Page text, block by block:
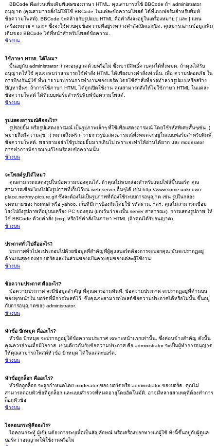
BBCode คือส่วนเพิ่มเติมพิเศษของภาษา HTML. คุณสามารถใช้ BBCode ถ้า administrator
อนุญาต (คุณสามารถสั่งไม่ให้ใช้ BBCode ในแต่ละข้อความโพสต์ ได้ที่แบบฟอร์มสำหรับพิมพ์
ข้อความโพสต์). BBCode จะคล้ายกับรูปแบบ HTML คือคำสั่งจะอยู่ในเครื่องหมาย [ และ ] แทน
เครื่องหมาย < และ> ซึ่งจะใช้ควบคุมข้อความที่อยู่ระหว่างคำสั่งเปิดและปิด. คุณมารถอ่านข้อมูลเพิ่ม
เติมของ BBCode ได้ที่หน้าสำหรับโพสต์ข้อความ.
ข้างบน
ใช้ภาษา HTML ได้ไหม?
ขึ้นอยู่กับ administrator ว่าจะอนุญาตด้วยหรือไม่ ซึ่งเขามีสิทธิ์ควบคุมได้ทั้งหมด. ถ้าคุณได้รับ
อนุญาตให้ใช้ คุณจะพบว่าสามารถใช้คำสั่ง HTML ได้เพียงบางคำสั่งเท่านั้น. เพื่อ ความปลอดภัย ใน
การป้องกันผู้ใช้ ที่พยายามรบกวนการทำงานของบอร์ด โดยใช้คำสั่งที่อาจทำลายรูปแบบหรือสร้าง
ปัญหาอื่นๆ. ถ้าการใช้ภาษา HTML ได้ถูกเปิดใช้งาน คุณสามารถสั่งให้ไม่ใช้ภาษา HTML ในแต่ละ
ข้อความโพสต์ ได้ที่แบบฟอร์มสำหรับพิมพ์ข้อความโพสต์.
ข้างบน
รูปแสดงอารมณ์คืออะไร?
รูปรอยยิ้ม หรือรูปแสดงอารมณ์ เป็นรูปภาพเล็กๆ ที่ใช้เพื่อแสดงอารมณ์ โดยใช้รหัสพิเศษสั้นๆเช่น :)
หมายถึงมีความสุข, :( หมายถึงเศร้า. รายการรูปแสดงอารมณ์ทั้งหมดจะอยู่ในแบบฟอร์มสำหรับพิมพ์
ข้อความโพสต์. พยายามอย่าใช้รูปรอยยิ้มมากเกินไป เพราะจะทำให้อ่านได้ยาก และ moderator
อาจทำการพิจารณาแก้ไขหรือลบข้อความนั้น
ข้างบน
จะโพสต์รูปได้ไหม?
คุณสามารถแสดงรูปในข้อความของคุณได้. ถ้าคุณไม่พบกล่องสำหรับแนบไฟล์ขึ้นบอร์ด คุณ
สามารถเชื่อมโยงไปยังรูปภาพที่เก็บไว้บน web server อื่นๆได้ เช่น http://www.some-unknown-
place.net/my-picture.gif ซึ่งจะต้องไม่เป็นรูปภาพที่ต้องใช้ระบบการอนุญาต เช่น รูปในกล่อง
จดหมายของ hotmail หรือ yahoo, เว็บที่มีการป้องกันโดยใช้ รหัสผ่าน, ฯลฯ. คุณไม่สามารถเชื่อม
โยงไปยังรูปภาพที่อยู่บนเครื่อง PC ของคุณ (ยกเว้นว่าจะเป็น server สาธารณะ). การแสดงรูปภาพ ให้
ใช้ BBCode ด้วยคำสั่ง [img] หรือใช้คำสั่งในภาษา HTML (ถ้าคุณได้รับอนุญาต).
ข้างบน
ประกาศทั่วไปคืออะไร?
ประกาศทั่วไปจะประกอบไปด้วยข้อมูลที่สำคัญที่ผู้ดูแลบอร์ดต้องการจะบอกคุณ มันจะปรากฏอยู่
ด้านบนสุดของทุก บอร์ดและในส่วนของแป้นควบคุมของแต่ละผู้ใช้งาน
ข้างบน
ข้อความประกาศ คืออะไร?
ข้อความประกาศ จะมีข้อมูลสำคัญ ที่คุณควรอ่านทันที. ข้อความประกาศ จะปรากฏอยู่ที่ด้านบน
ของทุกหน้าใน บอร์ดที่มีการโพสต์ไว้. ซึ่งคุณจะสามารถโพสต์ข้อความประกาศได้หรือไม่นั้น ขึ้นอยู่
กับการอนุญาตของ administrator.
ข้างบน
หัวข้อ ปักหมุด คืออะไร?
หัวข้อ ปักหมุด จะปรากฏอยู่ใต้ข้อความประกาศ เฉพาะหน้าแรกเท่านั้น. ซึ่งค่อนข้างสำคัญ ดังนั้น
คุณควรอ่านเมื่อมีโอกาส. เช่นเดียวกันกับข้อความประกาศ คือ administrator จะเป็นผู้ทำการอนุญาต
ให้คุณสามารถโพสต์หัวข้อ ปักหมุด ได้ในแต่ละบอร์ด.
ข้างบน
หัวข้อถูกล็อก คืออะไร?
หัวข้อถูกล็อก จะถูกกำหนดโดย moderator ของ บอร์ดหรือ administrator ของบอร์ด. คุณไม่
สามารถตอบหัวข้อที่ถูกล็อก และแบบสำรวจที่หมดอายุโดยอัตโนมัติ. อาจมีหลายสาเหตุที่ต้องทำการ
ล็อกหัวข้อ.
ข้างบน
ไอคอนกระทู้คืออะไร?
ไอคอนกระทู้ ผู้เขียนต้องการระบุเพื่อเป็นสัญลักษณ์ หรือเครื่องบอกทางแก่ผู้ใช้ ทั้งนี้ขึ้นอยู่กับผู้ดูแล
บอร์ดว่าอนุญาตให้ใช้งานหรือไม่